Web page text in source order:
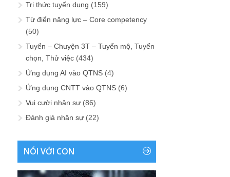
Tri thức tuyển dụng (159)
Từ điển năng lực – Core competency
(50)
Tuyển – Chuyện 3T – Tuyển mộ, Tuyển
chọn, Thử việc (434)
Ứng dụng AI vào QTNS (4)
Ứng dụng CNTT vào QTNS (6)
Vui cười nhân sự (86)
Đánh giá nhân sự (22)
NÓI VỚI CON